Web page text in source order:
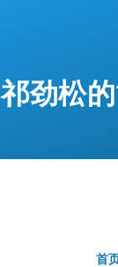
祁劲松
首页